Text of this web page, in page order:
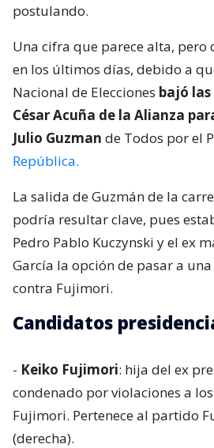
postulando.
Una cifra que parece alta,
en los últimos días, debido a
Nacional de Elecciones bajó
César Acuña de la Alianza
Julio Guzman de Todos por el
República.
La salida de Guzmán de la
podría resultar clave, pues
Pedro Pablo Kuczynski y el ex
García la opción de pasar a
contra Fujimori.
Candidatos
- Keiko Fujimori: hija del ex
condenado por violaciones a
Fujimori. Pertenece al partido
(derecha).